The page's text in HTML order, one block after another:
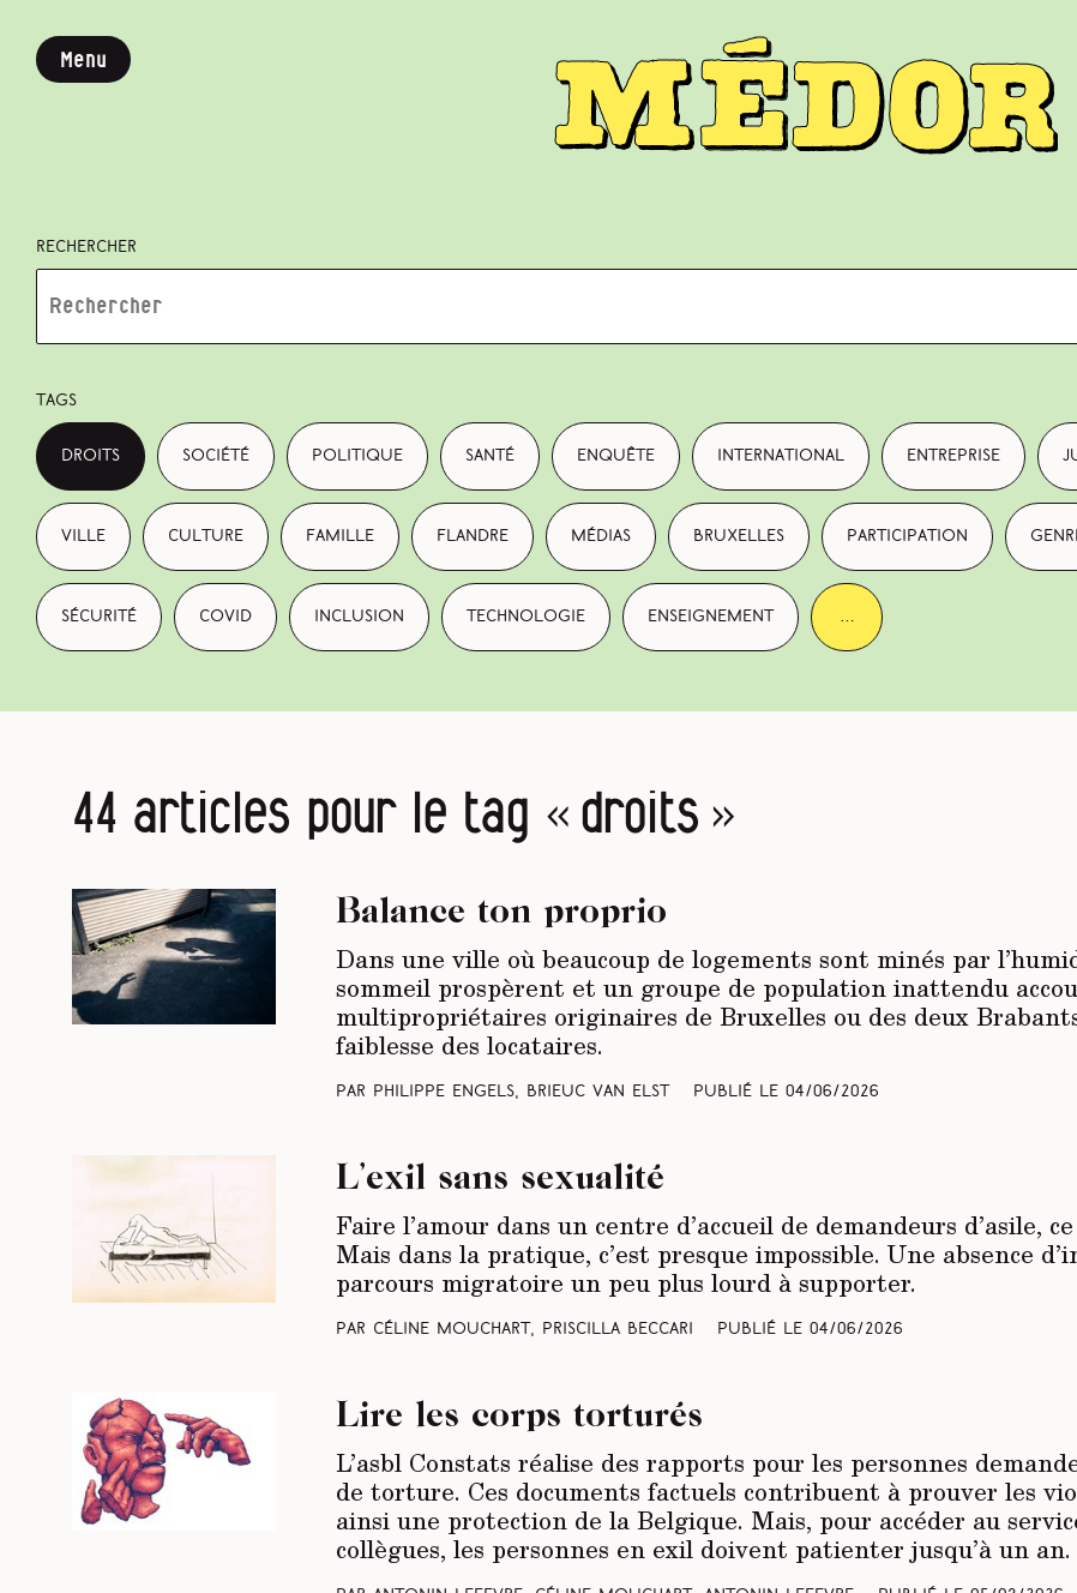
Menu
Rechercher
Tags
droits société politique santé enquête international entreprise
ville culture famille Flandre médias Bruxelles participation
sécurité covid inclusion technologie enseignement …
44 articles pour le tag « droits »
Balance ton proprio
Dans une ville où beaucoup de logements sont minés par
sommeil prospèrent et un groupe de population inattendu
multipropriétaires originaires de Bruxelles ou des deux
faiblesse des locataires.
Par Philippe Engels, Brieuc Van Elst Publié le 04/06/2026
L’exil sans sexualité
Faire l’amour dans un centre d’accueil de demandeurs d’asile,
Mais dans la pratique, c’est presque impossible. Une absence
parcours migratoire un peu plus lourd à supporter.
Par Céline Mouchart, Priscilla Beccari Publié le 04/06/2026
Lire les corps torturés
L’asbl Constats réalise des rapports pour les personnes
de torture. Ces documents factuels contribuent à prouver les
ainsi une protection de la Belgique. Mais, pour accéder au
collègues, les personnes en exil doivent patienter jusqu’à un an.